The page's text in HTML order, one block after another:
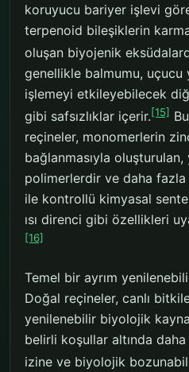
koruyucu bariyer işlevi
terpenoid bileşiklerin
oluşan biyojenik
genellikle balmumu,
işlemeyi etkileyebilecek
gibi safsızlıklar içerir.[15]
reçineler, monomerlerin
bağlanmasıyla
polimerlerdir ve daha
ile kontrollü kimyasal
ısı direnci gibi özellikleri
[16]
Temel bir ayrım
Doğal reçineler, canlı
yenilenebilir biyolojik
belirli koşullar altında
izine ve biyolojik